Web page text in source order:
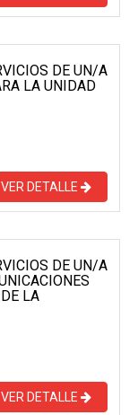
DE UN/A
LA UNIDAD
VER DETALLE
DE UN/A
LA
VER DETALLE